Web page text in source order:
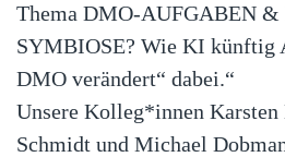
Thema DMO-AUFGABEN &
SYMBIOSE? Wie KI künftig
DMO verändert“ dabei.“
Unsere Kolleg*innen Karsten
Schmidt und Michael